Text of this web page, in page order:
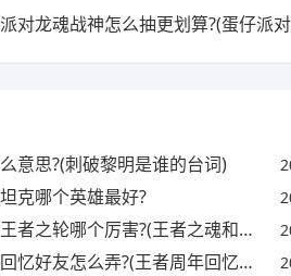
意思?(刺破黎明是谁的台词)
克哪个英雄最好?
之轮哪个厉害?(王者之魂和王者之轮)
好友怎么弄?(王者周年回忆活动怎么做)